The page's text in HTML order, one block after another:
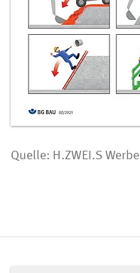
Quelle: H.ZWEI.S